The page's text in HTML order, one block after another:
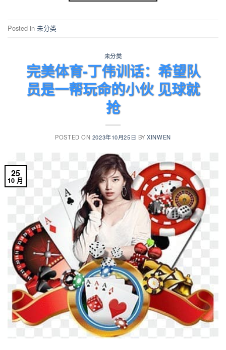
Posted in 未分类
未分类
完美体育-丁伟训话：希望队
员是一帮玩命的小伙 见球就
抢
POSTED ON 2023年10月25日 BYXINWEN
25
10 月